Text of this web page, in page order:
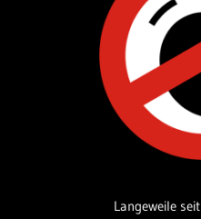
Langeweile seit